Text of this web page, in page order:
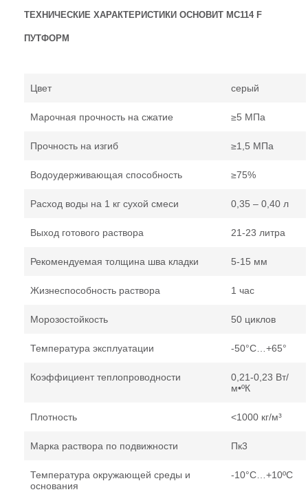
ТЕХНИЧЕСКИЕ ХАРАКТЕРИСТИКИ ОСНОВИТ MC114 F
ПУТФОРМ
Цвет серый
Марочная прочность на сжатие ≥5 МПа
Прочность на изгиб ≥1,5 МПа
Водоудерживающая способность ≥75%
Расход воды на 1 кг сухой смеси 0,35 – 0,40 л
Выход готового раствора 21-23 литра
Рекомендуемая толщина шва кладки 5-15 мм
Жизнеспособность раствора 1 час
Морозостойкость 50 циклов
Температура эксплуатации -50°С…+65°
Коэффициент теплопроводности
0,21-0,23 Вт/
м•ºК
Плотность <1000 кг/м³
Марка раствора по подвижности Пк3
Температура окружающей среды и
основания
-10°С…+10ºС